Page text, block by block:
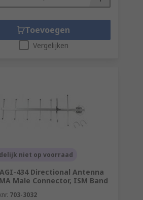
Toevoegen
Vergelijken
niet op voorraad
434 Directional Antenna
Male Connector, ISM Band
703-3032